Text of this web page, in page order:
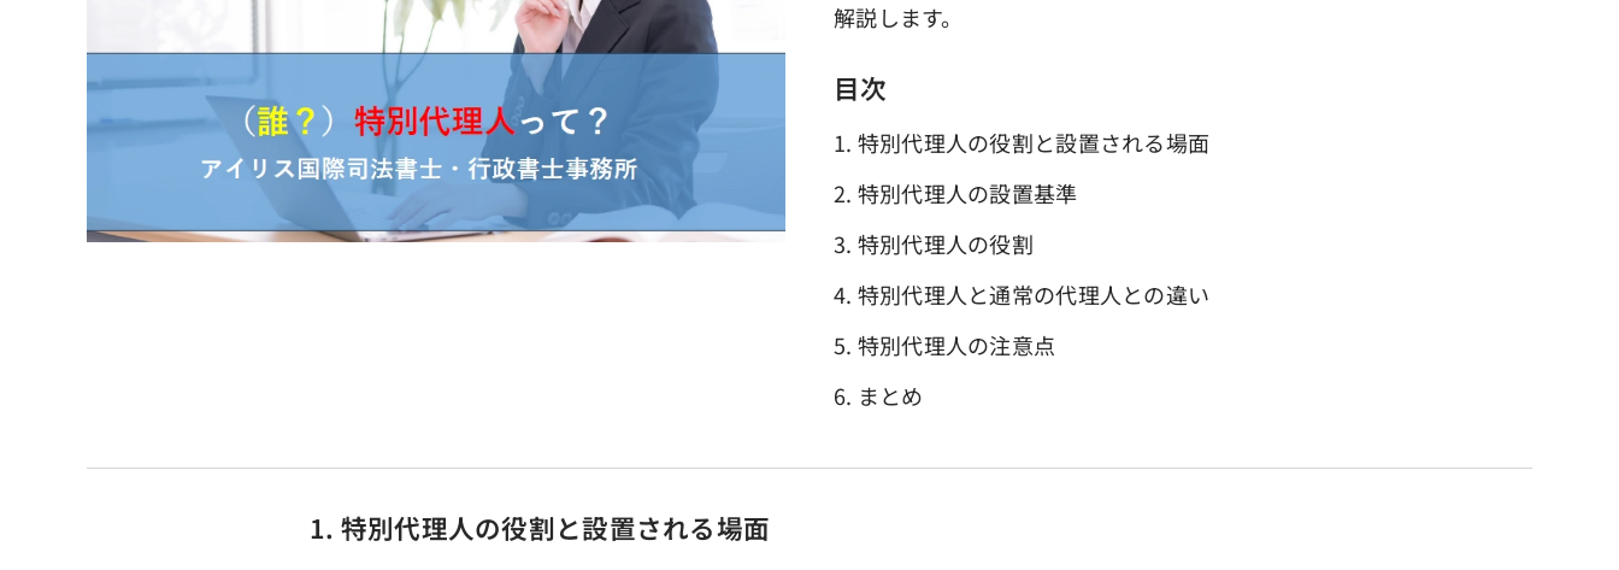
解説します。
目次
1. 特別代理人の役割と設置される場面
2. 特別代理人の設置基準
3. 特別代理人の役割
4. 特別代理人と通常の代理人との違い
5. 特別代理人の注意点
6. まとめ
1. 特別代理人の役割と設置される場面